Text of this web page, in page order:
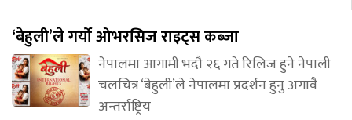
‘बेहुली’ले गर्यो ओभरसिज राइट्स कब्जा
नेपालमा आगामी भदौ २६ गते रिलिज हुने नेपाली
चलचित्र ‘बेहुली’ले नेपालमा प्रदर्शन हुनु अगावै
अन्तर्राष्ट्रिय